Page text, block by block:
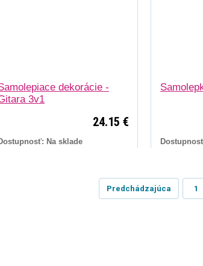
dekorácie -
3v1
24.15 €
Na sklade
Predchádzajúca 1